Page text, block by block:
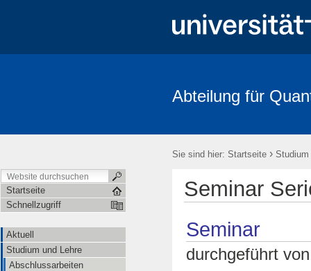
Stochastik-Tage 2018 FRIAS
Abteilung für
Sie sind hier: Startseite › Studium
Startseite
Schnellzugriff
Aktuell
Studium und Lehre
Abschlussarbeiten
Seminar
Seminar
durchgeführt